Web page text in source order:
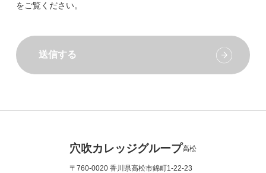
をご覧ください。
送信する
穴吹カレッジグループ高松
〒760-0020 香川県高松市錦町1-22-23